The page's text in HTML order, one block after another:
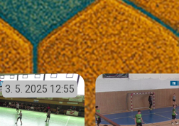
3. 5. 2025 12:55